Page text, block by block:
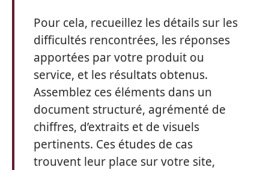
Pour cela, recueillez les détails sur les
difficultés rencontrées, les réponses
apportées par votre produit ou
service, et les résultats obtenus.
Assemblez ces éléments dans un
document structuré, agrémenté de
chiffres, d’extraits et de visuels
pertinents. Ces études de cas
trouvent leur place sur votre site,